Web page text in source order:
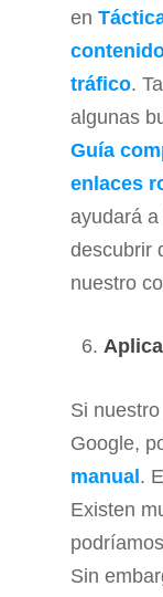
en
tráfico.
algunas
Guía
enlaces
ayudará
descubrir
nuestro
Si
Google,
manual .
Existen
Sin